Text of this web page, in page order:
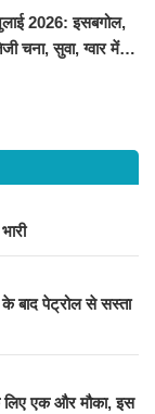
2026: इसबगोल,
चना, सुवा, ग्वार में
बाद पेट्रोल से सस्ता
एक और मौका, इस